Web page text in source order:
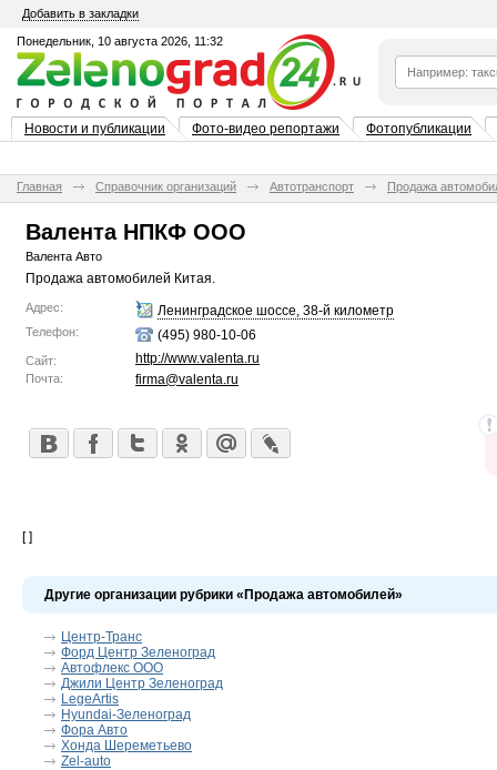
Добавить в закладки
Понедельник, 10 августа 2026, 11:32
Новости и публикации Фото-видео репортажи Фотопубликации
Главная Справочник организаций Автотранспорт Продажа
Валента НПКФ ООО
Валента Авто
Продажа автомобилей Китая.
Адрес: Ленинградское шоссе, 38-й километр
Телефон: (495) 980-10-06
Сайт: http://www.valenta.ru
Почта: firma@valenta.ru
[ ]
Другие организации рубрики «Продажа автомобилей»
Центр-Транс
Форд Центр Зеленоград
Автофлекс ООО
Джили Центр Зеленоград
LegeArtis
Hyundai-Зеленоград
Фора Авто
Хонда Шереметьево
Zel-auto